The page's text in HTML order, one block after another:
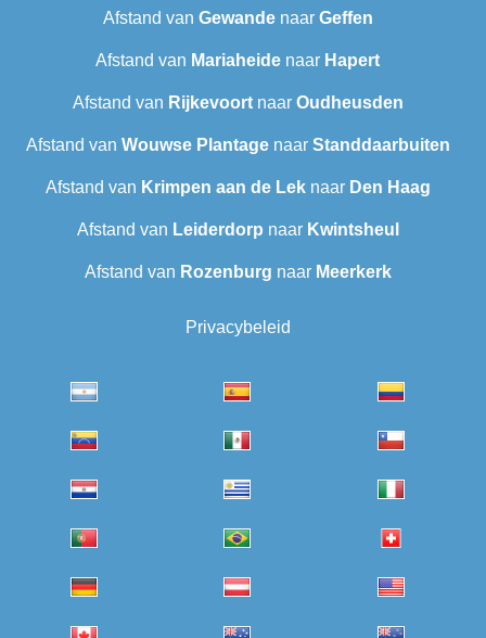
Afstand van Gewandenaar Geffen
Afstand van Mariaheide naar Hapert
Afstand van Rijkevoortnaar Oudheusden
Afstand van Wouwse Plantagenaar Standdaarbuiten
Afstand van Krimpen aan de Leknaar Den Haag
Afstand van Leiderdorp naar Kwintsheul
Afstand van Rozenburg naar Meerkerk
Privacybeleid